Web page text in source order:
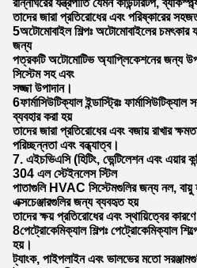
রান্নাঘরের যন্ত্রপাতি যেমন কাউন্টারটপ,
তাদের জারা প্রতিরোধের এবং পরিষ্কারের
5অটোমোবাইল শিল্পঃ অটোমোবাইলের চমৎকার
জন্য
পত্রকটি অটোমোটিভ অ্যাপ্লিকেশনের জন্য
সিস্টেম সহ এবং
সজ্জা উপাদান।
6ফার্মাসিউটিক্যাল ইন্ডাস্ট্রিঃ
ব্যবহার করা হয়
তাদের জারা প্রতিরোধের এবং বজায় রাখার
পরিচ্ছন্নতা এবং বন্ধ্যাত্ব।
7. এইচভিএসি (হিটিং, ভেন্টিলেশন এবং
304 এল স্টেইনলেস স্টিল
পাতাগুলি HVAC সিস্টেমগুলির জন্য নল, বায়ু
এক্সচেঞ্জারগুলির জন্য ব্যবহৃত হয়
তাদের ক্ষয় প্রতিরোধের এবং স্থায়িত্বের
8পেট্রোকেমিক্যাল শিল্পঃ পেট্রোকেমিক্যাল
হয়।
ট্যাংক, পাইপলাইন এবং ভালভের মতো